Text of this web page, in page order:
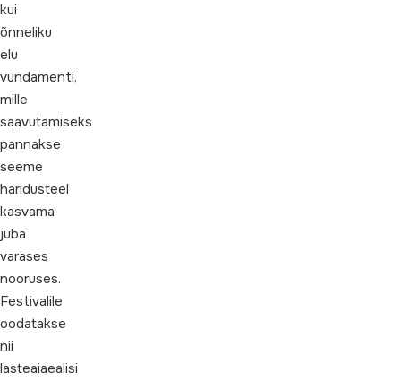
kui
õnneliku
elu
vundamenti,
mille
saavutamiseks
pannakse
seeme
haridusteel
kasvama
juba
varases
nooruses.
Festivalile
oodatakse
nii
lasteaiaealisi